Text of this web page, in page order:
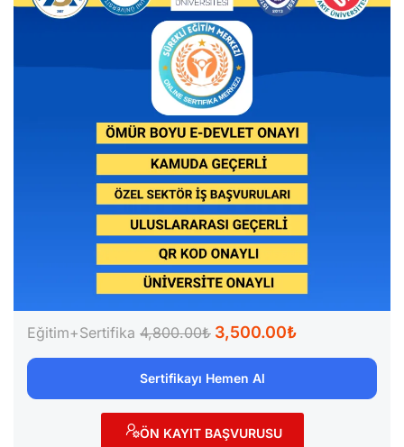
Eğitim+Sertifika 4,800.00₺ 3,500.00₺
Sertifikayı Hemen Al
ÖN KAYIT BAŞVURUSU